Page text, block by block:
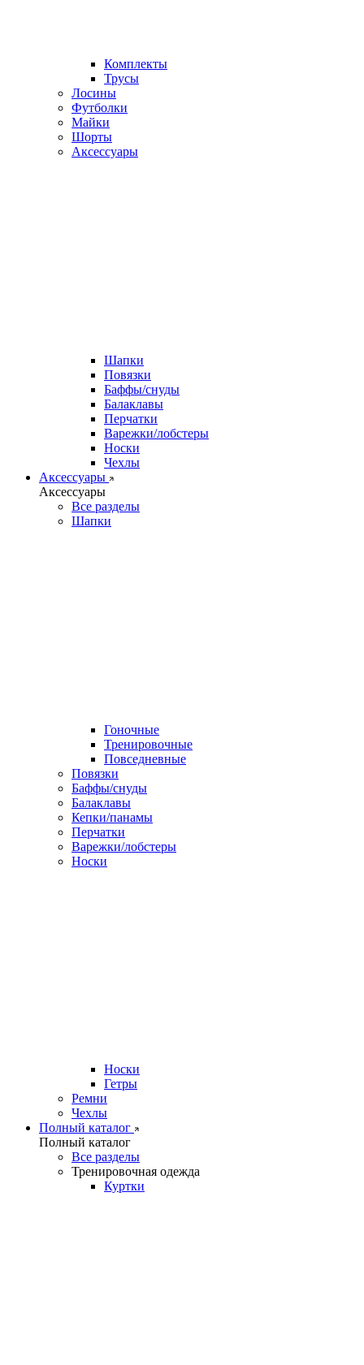
Комплекты
Трусы
Лосины
Футболки
Майки
Шорты
Аксессуары
Шапки
Повязки
Баффы/снуды
Балаклавы
Перчатки
Варежки/лобстеры
Носки
Чехлы
Аксессуары
Аксессуары
Все разделы
Шапки
Гоночные
Тренировочные
Повседневные
Повязки
Баффы/снуды
Балаклавы
Кепки/панамы
Перчатки
Варежки/лобстеры
Носки
Носки
Гетры
Ремни
Чехлы
Полный каталог
Полный каталог
Все разделы
Тренировочная одежда
Куртки